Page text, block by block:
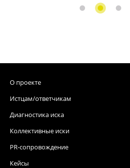
О проекте
Истцам/ответчикам
Диагностика иска
Коллективные иски
PR-сопровождение
Кейсы